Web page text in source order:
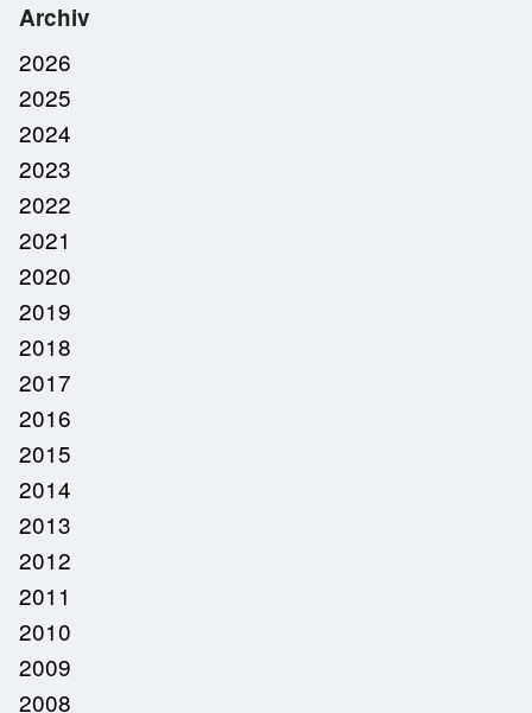
Archiv
2026
2025
2024
2023
2022
2021
2020
2019
2018
2017
2016
2015
2014
2013
2012
2011
2010
2009
2008